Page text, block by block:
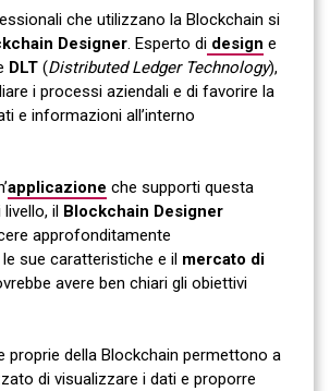
che utilizzano la Blockchain si
Designer. Esperto di design e
DLT (Distributed Ledger Technology),
i processi aziendali e di favorire la
e informazioni all’interno
applicazione che supporti questa
il Blockchain Designer
approfonditamente
le sue caratteristiche e il mercato di
avere ben chiari gli obiettivi
proprie della Blockchain permettono a
di visualizzare i dati e proporre